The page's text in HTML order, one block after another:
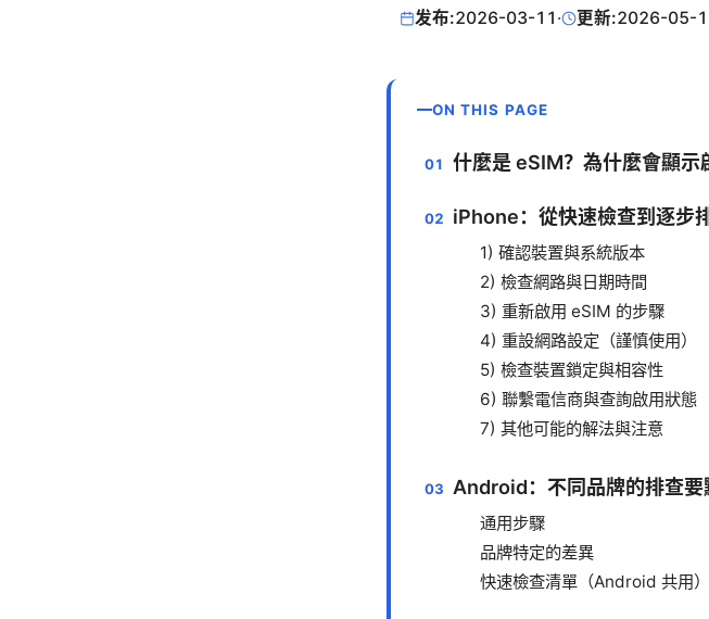
发布:2026-03-11 · 更新:2026-05-
ON THIS PAGE
什麼是 eSIM？為什麼會顯示
iPhone：從快速檢查到逐步
1) 確認裝置與系統版本
2) 檢查網路與日期時間
3) 重新啟用 eSIM 的步驟
4) 重設網路設定（謹慎使用）
5) 檢查裝置鎖定與相容性
6) 聯繫電信商與查詢啟用狀態
7) 其他可能的解法與注意
Android：不同品牌的排查要
通用步驟
品牌特定的差異
快速檢查清單（Android 共用）